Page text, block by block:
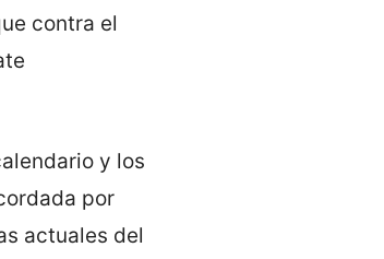
contra el
y los
por
actuales del